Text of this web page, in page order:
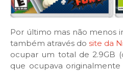
Por último mas não menos
também através do site da
ocupar um total de 2.9GB
que ocupava